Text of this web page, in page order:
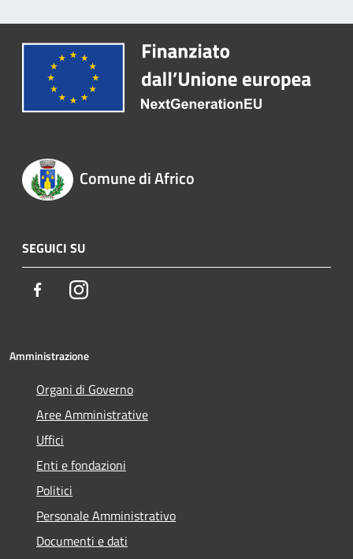
Comune di Africo
SEGUICI SU
FacebookInstagram
Amministrazione
Organi di Governo
Aree Amministrative
Uffici
Enti e fondazioni
Politici
Personale Amministrativo
Documenti e dati